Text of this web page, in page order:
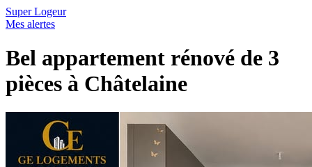
Super Logeur
Mes alertes
Bel appartement rénové de 3
pièces à Châtelaine